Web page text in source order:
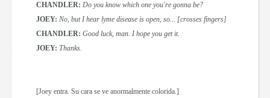
CHANDLER: Do you know which one you're gonna be?
JOEY: No, but I hear lyme disease is open, so... [crosses fingers]
CHANDLER: Good luck, man. I hope you get it.
JOEY: Thanks.
[Joey entra. Su cara se ve anormalmente colorida.]